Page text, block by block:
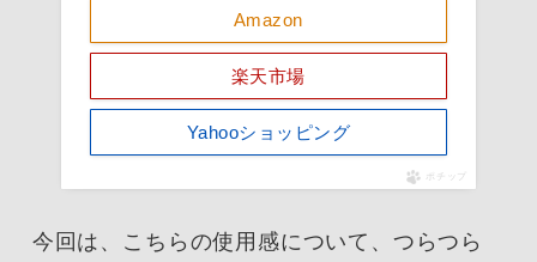
Amazon
楽天市場
Yahooショッピング
ポチップ
今回は、こちらの使用感について、つらつら